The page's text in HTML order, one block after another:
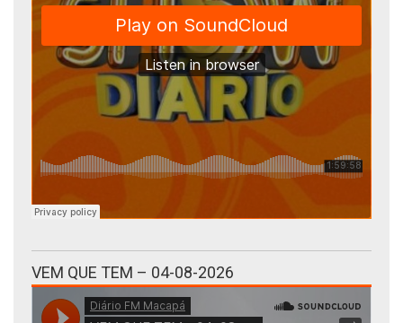
VEM QUE TEM – 04-08-2026